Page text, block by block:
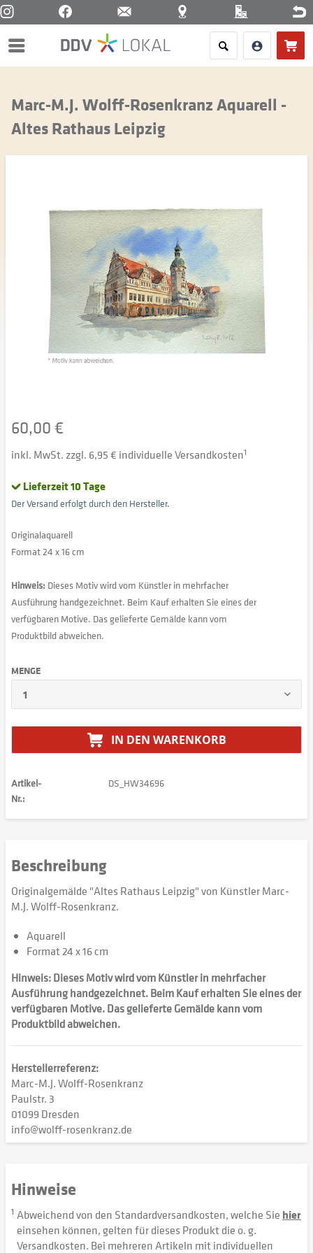
Menü
Marc-M.J. Wolff-Rosenkranz Aquarell -
Altes Rathaus Leipzig
60,00 €
inkl. MwSt. zzgl. 6,95 € individuelle Versandkosten1
Lieferzeit 10 Tage
Der Versand erfolgt durch den Hersteller.
Originalaquarell
Format 24 x 16 cm
Hinweis: Dieses Motiv wird vom Künstler in mehrfacher
Ausführung handgezeichnet. Beim Kauf erhalten Sie eines der
verfügbaren Motive. Das gelieferte Gemälde kann vom
Produktbild abweichen.
MENGE
IN DEN WARENKORB
Artikel-
Nr.:
DS_HW34696
Beschreibung
Originalgemälde "Altes Rathaus Leipzig" von Künstler Marc-
M.J. Wolff-Rosenkranz.
Aquarell
Format 24 x 16 cm
Hinweis: Dieses Motiv wird vom Künstler in mehrfacher
Ausführung handgezeichnet. Beim Kauf erhalten Sie eines der
verfügbaren Motive. Das gelieferte Gemälde kann vom
Produktbild abweichen.
Herstellerreferenz:
Marc-M.J. Wolff-Rosenkranz
Paulstr. 3
01099 Dresden
info@wolff-rosenkranz.de
Hinweise
1 Abweichend von den Standardversandkosten, welche Sie hier
einsehen können, gelten für dieses Produkt die o. g.
Versandkosten. Bei mehreren Artikeln mit individuellen